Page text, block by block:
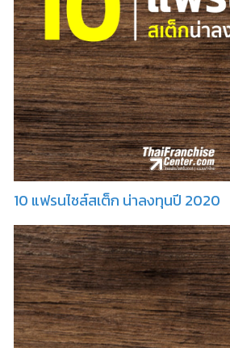
10 แฟรนไชส์สเต็ก น่าลงทุนปี 2020